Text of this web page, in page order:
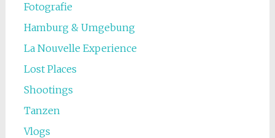
Fotografie
Hamburg & Umgebung
La Nouvelle Experience
Lost Places
Shootings
Tanzen
Vlogs